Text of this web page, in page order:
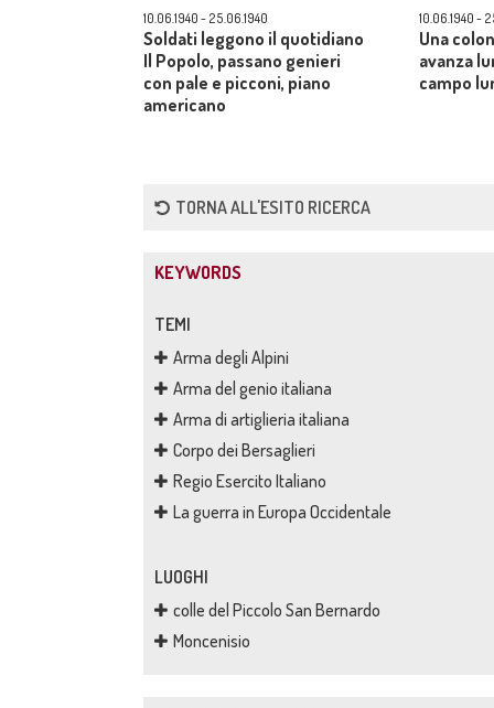
10.06.1940 - 25.06.1940
Soldati leggono il quotidiano
Il Popolo, passano genieri
con pale e picconi, piano
americano
10.06.1940 -
Una
avanza
campo
TORNA ALL'ESITO RICERCA
KEYWORDS
TEMI
Arma degli Alpini
Arma del genio italiana
Arma di artiglieria italiana
Corpo dei Bersaglieri
Regio Esercito Italiano
La guerra in Europa Occidentale
LUOGHI
colle del Piccolo San Bernardo
Moncenisio